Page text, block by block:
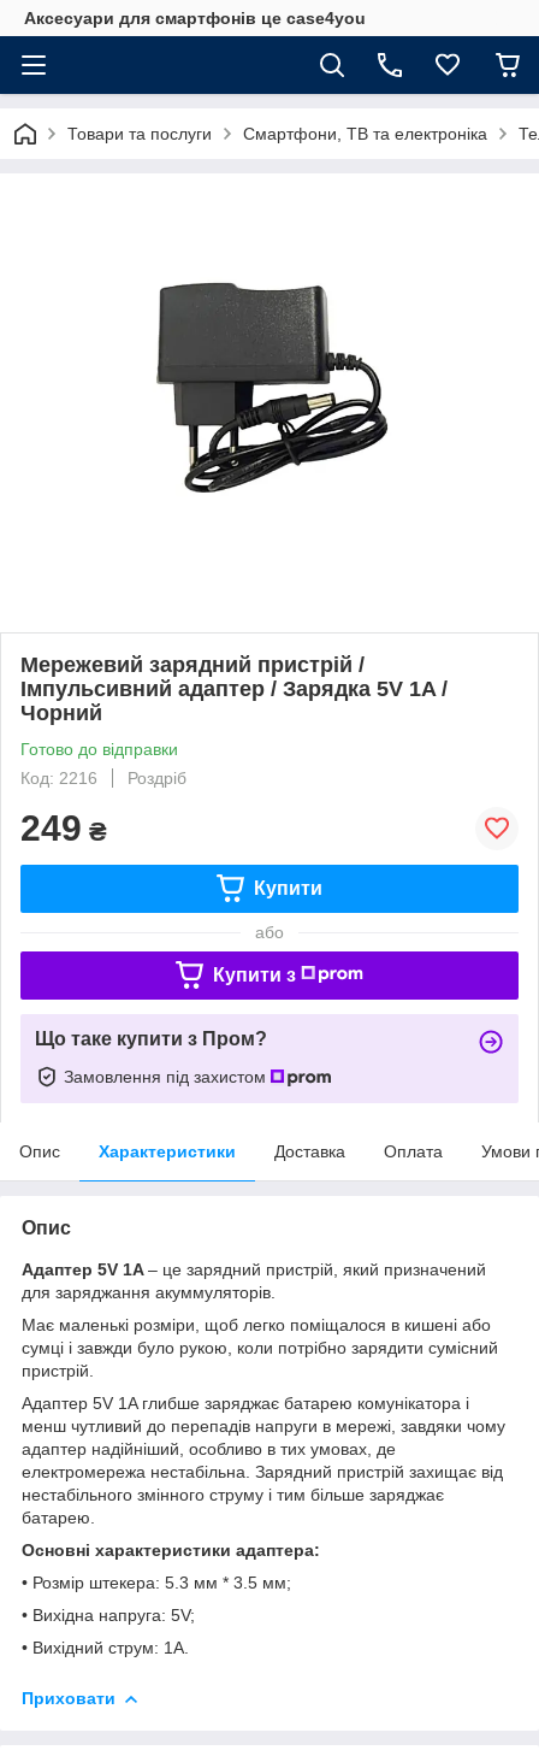
Аксесуари для смартфонів це case4you
Товари та послуги Смартфони, ТВ та електроніка
Мережевий зарядний пристрій /
Iмпульсивний адаптер / Зарядка 5V 1A /
Чорний
Готово до відправки
Код: 2216
Роздріб
249 ₴
Купити
або
Купити з
Що таке купити з Пром?
Замовлення під захистом
Опис Характеристики Доставка Оплата Умови
Опис
Адаптер 5V 1A– це зарядний пристрій, який призначений
для заряджання акуммуляторів.
Має маленькі розміри, щоб легко поміщалося в кишені або
сумці і завжди було рукою, коли потрібно зарядити сумісний
пристрій.
Адаптер 5V 1A глибше заряджає батарею комунікатора і
менш чутливий до перепадів напруги в мережі, завдяки чому
адаптер надійніший, особливо в тих умовах, де
електромережа нестабільна. Зарядний пристрій захищає від
нестабільного змінного струму і тим більше заряджає
батарею.
Основні характеристики адаптера:
• Розмір штекера: 5.3 мм * 3.5 мм;
• Вихідна напруга: 5V;
• Вихідний струм: 1А.
Приховати